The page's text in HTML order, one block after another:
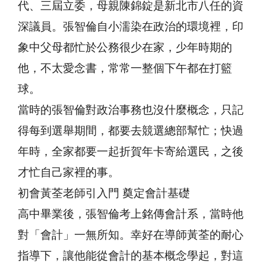
代、三屆立委，母親陳錦錠是新北市八任的資
深議員。張智倫自小濡染在政治的環境裡，印
象中父母都忙於公務很少在家，少年時期的
他，不太愛念書，常常一整個下午都在打籃
球。
當時的張智倫對政治事務也沒什麼概念，只記
得每到選舉期間，都要去競選總部幫忙；快過
年時，全家都要一起折賀年卡寄給選民，之後
才忙自己家裡的事。
初會黃荃老師引入門 奠定會計基礎
高中畢業後，張智倫考上銘傳會計系，當時他
對「會計」一無所知。幸好在導師黃荃的耐心
指導下，讓他能從會計的基本概念學起，對這